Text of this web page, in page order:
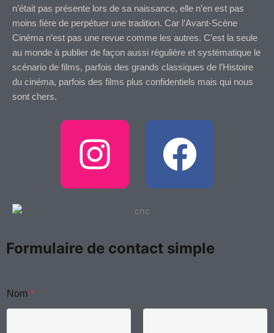
n’était pas présente lors de sa naissance, elle n’en est pas
moins fière de perpétuer une tradition. Car l’Avant-Scène
Cinéma n’est pas une revue comme les autres. C’est la seule
au monde à publier de façon aussi régulière et systématique le
scénario de films, parfois des grands classiques de l’Histoire
du cinéma, parfois des films plus confidentiels mais qui nous
sont chers.
I
n
t
g
F
a
e
o
Formulaire de contact simple
u
E
m
Nom *